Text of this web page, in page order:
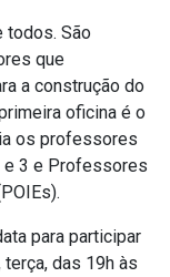
todos. São
que
a construção do
oficina é o
os professores
e 3 e Professores
para participar
das 19h às